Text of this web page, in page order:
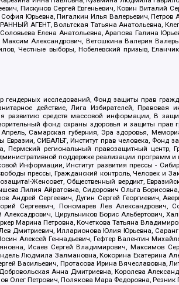
Пискунов Сергей Евгеньевич, Ковин Виталий
Юрьевна, Пигалкин Илья Валерьевич,
АГЕНТ, Вольтская Татьяна Анатольевна,
Елена Анатольевна, Арапова Галина
Александрович, Ветошкина Валерия
Честные выборы, Нобелевский призыв,
исследований, Фонд защиты прав
действие, Лига Избирателей, Правовая
средств массовой информации, В
фонд охраны здоровья и защиты
Самарская губерния, Эра здоровья,
СИБАЛЬТ, Институт прав человека, Фонд
Пермский региональный правозащитный центр,
поддержке реализации программ и
Информации, Институт развития прессы -
прессы, Гражданский контроль, Человек и
Женсовет, Общественный вердикт,
Лилия Айратовна, Сидорович Ольга Борисовна,
Сергеевич, Дугин Сергей Георгиевич,
Сергеевич, Пономарев Лев Александрович,
Цирульников Борис Альбертович,
Марина Петровна, Кочеткова Татьяна
Дмитриевич, Илларионова Юлия Юрьевна,
Алексей Геннадьевич, Гефтер Валентин
Исаев Сергей Владимирович, Максимов
Людмила Залмановна, Кокорина Екатерина
Васильевич, Протасова Ирина Вячеславовна,
Анна Дмитриевна, Королева
Петрович, Полякова Мара Федоровна, Резник